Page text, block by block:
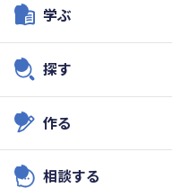
学ぶ
探す
作る
相談する